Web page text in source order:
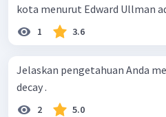
kota menurut Edward Ullman
1 3.6
Jelaskan pengetahuan Anda
decay .
2 5.0